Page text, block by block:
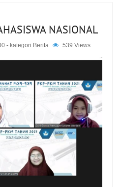
NASIONAL
- kategori Berita 539 Views